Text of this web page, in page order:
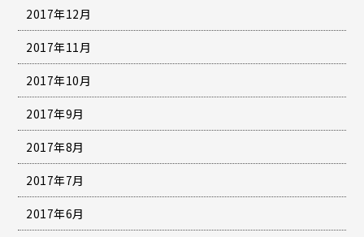
2017年12月
2017年11月
2017年10月
2017年9月
2017年8月
2017年7月
2017年6月